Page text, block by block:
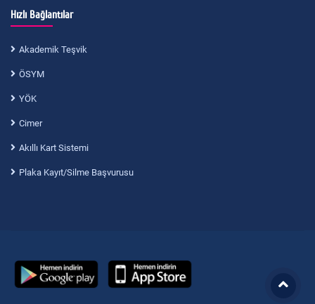
Hızlı Bağlantılar
Akademik Teşvik
ÖSYM
YÖK
Cimer
Akıllı Kart Sistemi
Plaka Kayıt/Silme Başvurusu